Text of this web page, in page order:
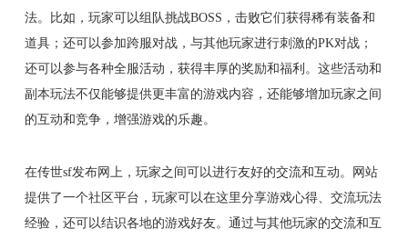
法。比如，玩家可以组队挑战BOSS，击败它们获得稀有装备和
道具；还可以参加跨服对战，与其他玩家进行刺激的PK对战；
还可以参与各种全服活动，获得丰厚的奖励和福利。这些活动和
副本玩法不仅能够提供更丰富的游戏内容，还能够增加玩家之间
的互动和竞争，增强游戏的乐趣。
在传世sf发布网上，玩家之间可以进行友好的交流和互动。网站
提供了一个社区平台，玩家可以在这里分享游戏心得、交流玩法
经验，还可以结识各地的游戏好友。通过与其他玩家的交流和互